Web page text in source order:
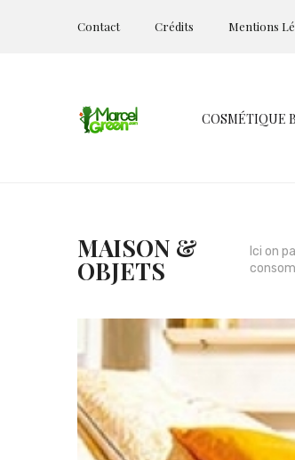
Contact Crédits Mentions
COSMÉTIQUE
MAISON &
OBJETS
Ici on